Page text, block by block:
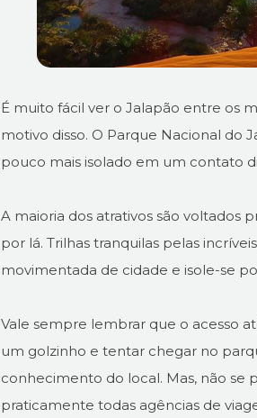
É muito fácil ver o Jalapão entre os
motivo disso. O Parque Nacional do
pouco mais isolado em um contato
A maioria dos atrativos são voltados
por lá. Trilhas tranquilas pelas
movimentada de cidade e isole-se
Vale sempre lembrar que o acesso
um golzinho e tentar chegar no
conhecimento do local. Mas, não se
praticamente todas agências de